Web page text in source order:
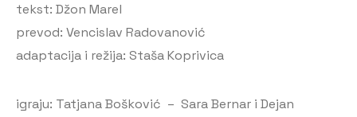
tekst: Džon Marel
prevod: Vencislav Radovanović
adaptacija i režija: Staša Koprivica
igraju: Tatjana Bošković – Sara Bernar i Dejan